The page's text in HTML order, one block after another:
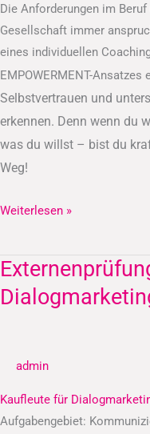
Die Anforderungen im
Gesellschaft immer
eines individuellen
EMPOWERMENT-Ansatzes
Selbstvertrauen und
erkennen. Denn wenn du
was du willst – bist du
Weg!
Weiterlesen »
admin
Kaufleute für
Aufgabengebiet:
Externenprüfung
–
Kaufleute
(IHK)